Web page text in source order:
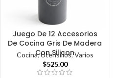
Juego De 12 Accesorios
De Cocina Gris De Madera
Con Silicon
Cocina,Utensilios,Varios
$525.00